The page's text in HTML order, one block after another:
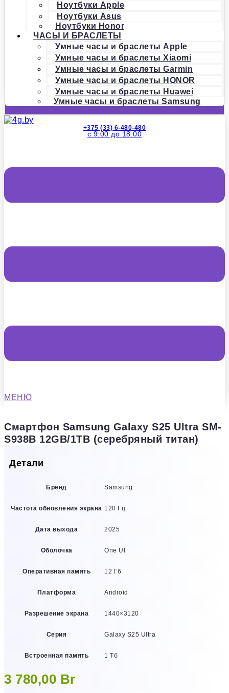
Ноутбуки Apple
Ноутбуки Asus
Ноутбуки Honor
ЧАСЫ И БРАСЛЕТЫ
Умные часы и браслеты Apple
Умные часы и браслеты Xiaomi
Умные часы и браслеты Garmin
Умные часы и браслеты HONOR
Умные часы и браслеты Huawei
Умные часы и браслеты Samsung
+375 (33) 6-480-480
с 9:00 до 18:00
МЕНЮ
Смартфон Samsung Galaxy S25 Ultra SM-
S938B 12GB/1TB (серебряный титан)
Детали
Бренд Samsung
Частота обновления экрана 120 Гц
Дата выхода 2025
Оболочка One UI
Оперативная память 12 Гб
Платформа Android
Разрешение экрана 1440×3120
Серия Galaxy S25 Ultra
Встроенная память 1 Тб
3 780,00 Br